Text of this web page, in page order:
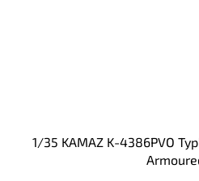
1/35 KAMAZ K-4386PVO